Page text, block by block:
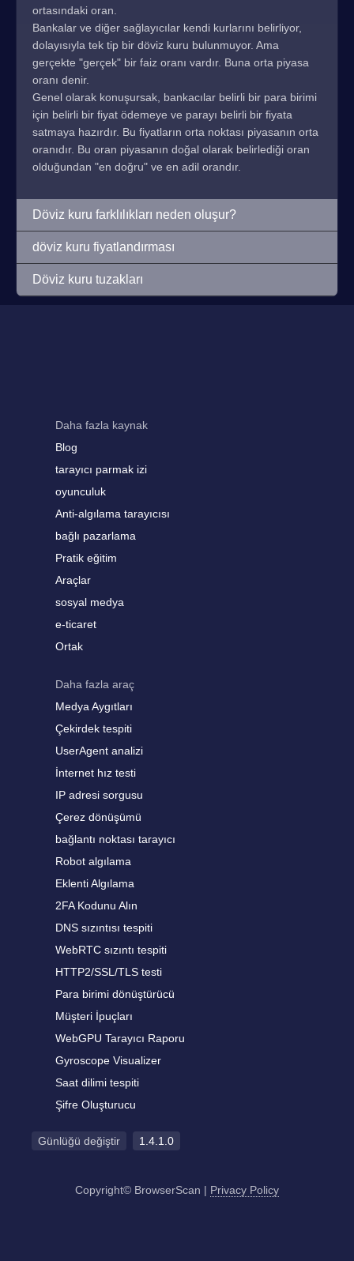
ortasındaki oran.
Bankalar ve diğer sağlayıcılar kendi kurlarını belirliyor,
dolayısıyla tek tip bir döviz kuru bulunmuyor. Ama
gerçekte "gerçek" bir faiz oranı vardır. Buna orta piyasa
oranı denir.
Genel olarak konuşursak, bankacılar belirli bir para birimi
için belirli bir fiyat ödemeye ve parayı belirli bir fiyata
satmaya hazırdır. Bu fiyatların orta noktası piyasanın orta
oranıdır. Bu oran piyasanın doğal olarak belirlediği oran
olduğundan "en doğru" ve en adil orandır.
Döviz kuru farklılıkları neden oluşur?
döviz kuru fiyatlandırması
Döviz kuru tuzakları
Daha fazla kaynak
Blog
tarayıcı parmak izi
oyunculuk
Anti-algılama tarayıcısı
bağlı pazarlama
Pratik eğitim
Araçlar
sosyal medya
e-ticaret
Ortak
Daha fazla araç
Medya Aygıtları
Çekirdek tespiti
UserAgent analizi
İnternet hız testi
IP adresi sorgusu
Çerez dönüşümü
bağlantı noktası tarayıcı
Robot algılama
Eklenti Algılama
2FA Kodunu Alın
DNS sızıntısı tespiti
WebRTC sızıntı tespiti
HTTP2/SSL/TLS testi
Para birimi dönüştürücü
Müşteri İpuçları
WebGPU Tarayıcı Raporu
Gyroscope Visualizer
Saat dilimi tespiti
Şifre Oluşturucu
Günlüğü değiştir 1.4.1.0
Copyright© BrowserScan | Privacy Policy